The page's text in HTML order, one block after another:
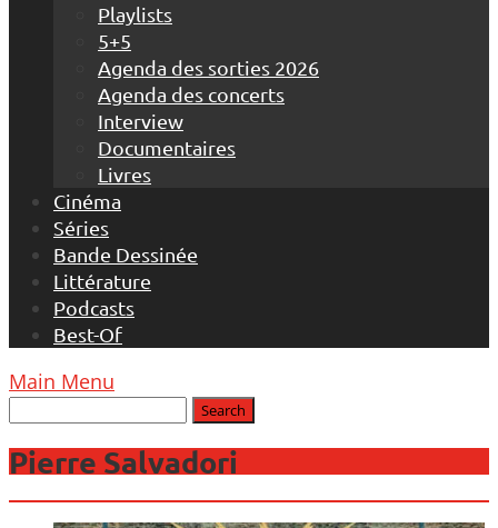
Playlists
5+5
Agenda des sorties 2026
Agenda des concerts
Interview
Documentaires
Livres
Cinéma
Séries
Bande Dessinée
Littérature
Podcasts
Best-Of
Main Menu
Pierre Salvadori